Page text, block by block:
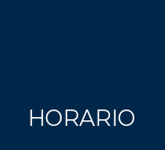
HORARIO